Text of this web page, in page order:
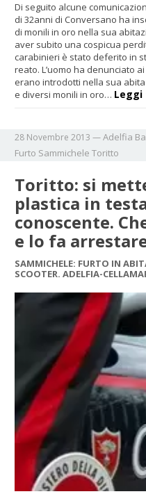
Di seguito alcune
di 32anni di Conversano ha
di monili in oro nella sua
aver subito una cospicua
carabinieri è stato deferito in
reato. L’uomo ha denunciato
erano introdotti nella sua
e diversi monili in oro…
28 Novembre 2013 —Adelfia
Furto Sammichele Toritto
Toritto: si
plastica in
conoscente.
e lo fa
SAMMICHELE: FURTO IN
SCOOTER. ADELFIA-